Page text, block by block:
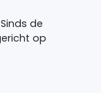
de
op